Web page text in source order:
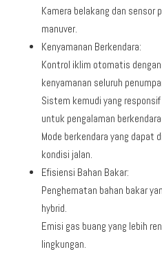
Kamera belakang dan sensor
manuver.
Kenyamanan Berkendara:
Kontrol iklim otomatis
kenyamanan seluruh
Sistem kemudi yang
untuk pengalaman berkendara
Mode berkendara yang dapat
kondisi jalan.
Efisiensi Bahan Bakar:
Penghematan bahan bakar
hybrid.
Emisi gas buang yang lebih
lingkungan.